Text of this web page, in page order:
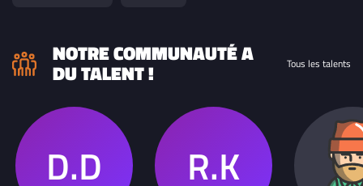
NOTRE COMMUNAUTÉ A
DU TALENT ! Tous les talents